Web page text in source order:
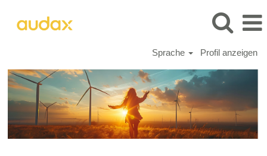
Sprache Profil anzeigen
Wir
sind
Audax